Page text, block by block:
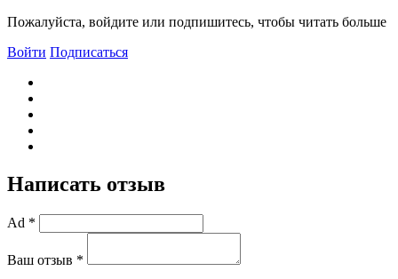
Пожалуйста, войдите или подпишитесь, чтобы читать больше
Войти Подписаться
Написать отзыв
Ad *
Ваш отзыв *